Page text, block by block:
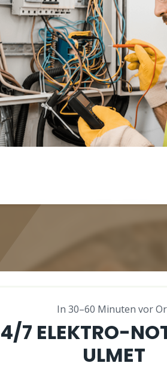
In 30–60 Minuten vor
7 ELEKTRO-
ULMET